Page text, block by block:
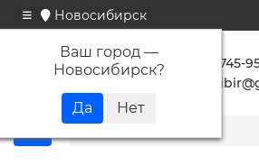
Новосибирск
Ваш город —
Новосибирск?
+7 923 745-